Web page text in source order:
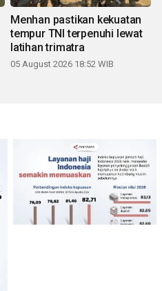
Menhan pastikan kekuatan
tempur TNI terpenuhi lewat
latihan trimatra
05 August 2026 18:52 WIB